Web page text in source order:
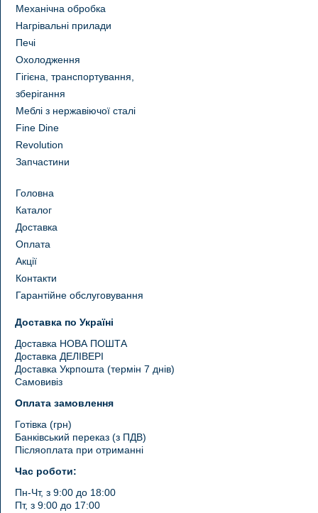
Механічна обробка
Нагрівальні прилади
Печі
Охолодження
Гігієна, транспортування,
зберігання
Меблі з нержавіючої сталі
Fine Dine
Revolution
Запчастини
Головна
Каталог
Доставка
Оплата
Акції
Контакти
Гарантійне обслуговування
Доставка по Україні
Доставка НОВА ПОШТА
Доставка ДЕЛІВЕРІ
Доставка Укрпошта (термін 7 днів)
Самовивіз
Оплата замовлення
Готівка (грн)
Банківський переказ (з ПДВ)
Післяоплата при отриманні
Час роботи:
Пн-Чт, з 9:00 до 18:00
Пт, з 9:00 до 17:00